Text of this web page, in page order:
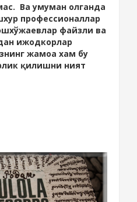
Ва умуман олганда
профессионаллар
файзли ва
ижодкорлар
жамоа хам бу
қилишни ният